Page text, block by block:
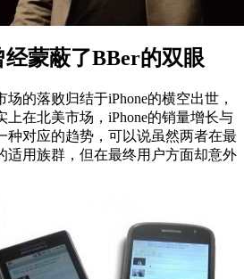
蒙蔽了BBer的双眼
的落败归结于iPhone的横空出世，
在北美市场，iPhone的销量增长与
种对应的趋势，可以说虽然两者在最
适用族群，但在最终用户方面却意外